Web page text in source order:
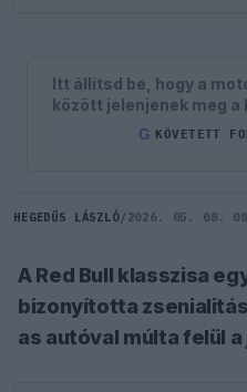
Itt állítsd be, hogy a
között jelenjenek meg a
G KÖVETETT
HEGEDŰS LÁSZLÓ/ 2026. 05. 08.
A Red Bull klasszisa
bizonyította
as autóval múlta felül